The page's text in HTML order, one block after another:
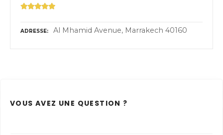
ADRESSE Al Mhamid Avenue, Marrakech 40160
VOUS AVEZ UNE QUESTION ?